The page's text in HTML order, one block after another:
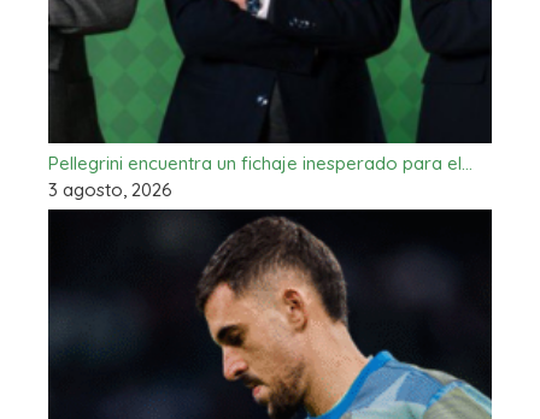
Pellegrini encuentra un fichaje inesperado para el…
3 agosto, 2026